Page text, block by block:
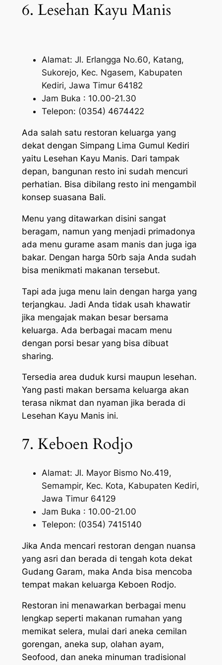
6. Lesehan Kayu Manis
Alamat: Jl. Erlangga No.60, Katang,
Sukorejo, Kec. Ngasem, Kabupaten
Kediri, Jawa Timur 64182
Jam Buka : 10.00-21.30
Telepon: (0354) 4674422
Ada salah satu restoran keluarga yang
dekat dengan Simpang Lima Gumul Kediri
yaitu Lesehan Kayu Manis. Dari tampak
depan, bangunan resto ini sudah mencuri
perhatian. Bisa dibilang resto ini mengambil
konsep suasana Bali.
Menu yang ditawarkan disini sangat
beragam, namun yang menjadi primadonya
ada menu gurame asam manis dan juga iga
bakar. Dengan harga 50rb saja Anda sudah
bisa menikmati makanan tersebut.
Tapi ada juga menu lain dengan harga yang
terjangkau. Jadi Anda tidak usah khawatir
jika mengajak makan besar bersama
keluarga. Ada berbagai macam menu
dengan porsi besar yang bisa dibuat
sharing.
Tersedia area duduk kursi maupun lesehan.
Yang pasti makan bersama keluarga akan
terasa nikmat dan nyaman jika berada di
Lesehan Kayu Manis ini.
7. Keboen Rodjo
Alamat: Jl. Mayor Bismo No.419,
Semampir, Kec. Kota, Kabupaten Kediri,
Jawa Timur 64129
Jam Buka : 10.00-21.00
Telepon: (0354) 7415140
Jika Anda mencari restoran dengan nuansa
yang asri dan berada di tengah kota dekat
Gudang Garam, maka Anda bisa mencoba
tempat makan keluarga Keboen Rodjo.
Restoran ini menawarkan berbagai menu
lengkap seperti makanan rumahan yang
memikat selera, mulai dari aneka cemilan
gorengan, aneka sup, olahan ayam,
Seofood, dan aneka minuman tradisional